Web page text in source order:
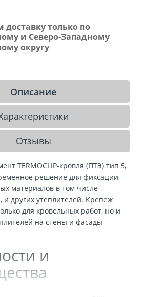
доставку только по
и Северо-Западному
округу
Описание
Отзывы
TERMOCLIP-кровля (ПТЭ) тип 5,
решение для фиксации
материалов в том числе
и других утеплителей. Крепеж
для кровельных работ, но и
на стены и фасады
и